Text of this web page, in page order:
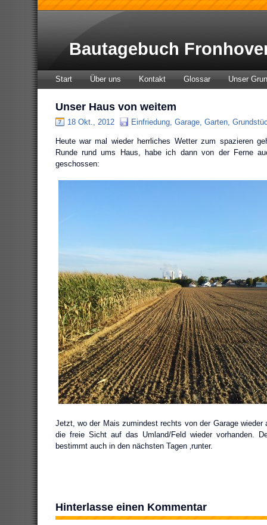
Bautagebuch
Start Über uns Kontakt Glossar Unser
Unser Haus von weitem
18 Okt., 2012 Einfriedung, Garage, Garten,
Heute war mal wieder herrliches Wetter zum spazieren
Runde rund ums Haus, habe ich dann von der Ferne
geschossen:
Jetzt, wo der Mais zumindest rechts von der Garage wieder
die freie Sicht auf das Umland/Feld wieder vorhanden.
bestimmt auch in den nächsten Tagen ‚runter.
Hinterlasse einen Kommentar